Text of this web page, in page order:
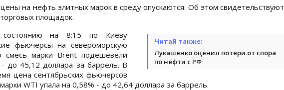
на нефть элитных марок в среду опускаются. Об этом свидетельствуют
площадок.
Читай также:
Лукашенко оценил потери от спора
по нефти с РФ
на 8:15 по Киеву
фьючерсы на североморскую
смесь марки Brent подешевели
до 45,12 доллара за баррель. В
цена сентябрьских фьючерсов
WTI упала на 0,58% - до 42,64 доллара за баррель.